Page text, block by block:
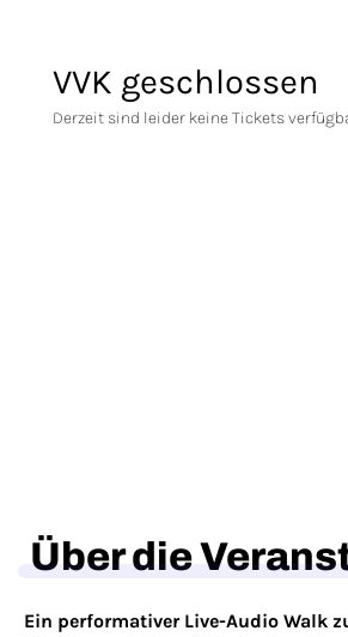
VVK geschlossen
Derzeit sind leider keine Tickets
Über die
Ein performativer Live-Audio Walk